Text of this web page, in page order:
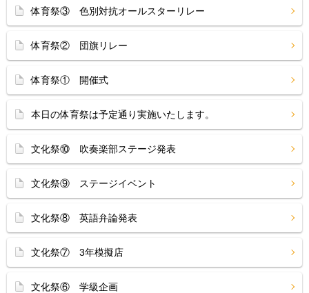
体育祭③ 色別対抗オールスターリレー
体育祭② 団旗リレー
体育祭① 開催式
本日の体育祭は予定通り実施いたします。
文化祭⑩ 吹奏楽部ステージ発表
文化祭⑨ ステージイベント
文化祭⑧ 英語弁論発表
文化祭⑦ 3年模擬店
文化祭⑥ 学級企画